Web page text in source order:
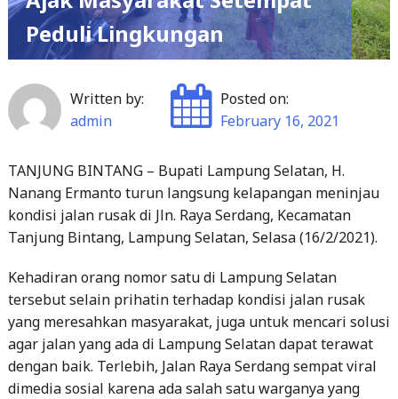
Peduli Lingkungan
Written by:
admin
Posted on:
February 16, 2021
TANJUNG BINTANG – Bupati Lampung Selatan, H.
Nanang Ermanto turun langsung kelapangan meninjau
kondisi jalan rusak di Jln. Raya Serdang, Kecamatan
Tanjung Bintang, Lampung Selatan, Selasa (16/2/2021).
Kehadiran orang nomor satu di Lampung Selatan
tersebut selain prihatin terhadap kondisi jalan rusak
yang meresahkan masyarakat, juga untuk mencari solusi
agar jalan yang ada di Lampung Selatan dapat terawat
dengan baik. Terlebih, Jalan Raya Serdang sempat viral
dimedia sosial karena ada salah satu warganya yang